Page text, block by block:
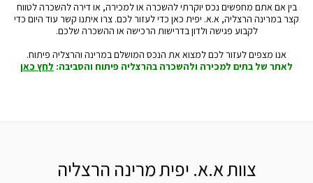
בין אם אתם מחפשים נכס יוקרתי להשכרה או למכירה, או דירה להשכרה לטווח
קצר במרינה הרצליה, א.א. יפית כאן כדי לעזור לכם. צרו איתנו קשר עוד היום כדי
לקבוע פגישה ולדון בדרישות הרכישה או ההשכרה שלכם.
אנו מצפים לעזור לכם למצוא את הנכס המושלם במרינה והרצליה פיתוח.
לאתר של בתים למכירה ולהשכרה בהרצליה פיתוח והסביבה:לחץ כאן
צוות א.א. יפית מרינה הרצליה